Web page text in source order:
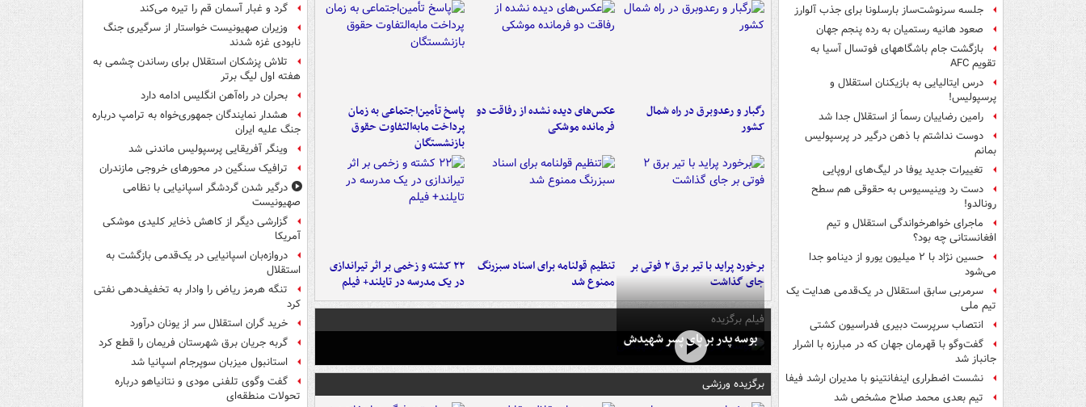
جلسه سرنوشت‌ساز بارسلونا برای جذب آلوارز
صعود هانیه رستمیان به رده پنجم جهان
بازگشت جام باشگاههای فوتسال آسیا به
تقویم AFC
درس ایتالیایی‌ به بازیکنان استقلال و
پرسپولیس!
رامین رضاییان رسماً از استقلال جدا شد
دوست نداشتم با ذهن درگیر در پرسپولیس
بمانم
تغییرات جدید یوفا در لیگ‌های اروپایی
دست رد وینیسیوس به حقوقی هم سطح
رونالدو!
ماجرای خواهرخواندگی استقلال و تیم
افغانستانی چه بود؟
حسین نژاد با ۲ میلیون یورو از دینامو جدا
می‌شود
سرمربی سابق استقلال در یک‌قدمی هدایت یک
تیم ملی
انتصاب سرپرست دبیری فدراسیون کشتی
گفت‌وگو با قهرمان جهان که در مبارزه با اشرار
جانباز شد
نشست اضطراری اینفانتینو با مدیران ارشد فیفا
تیم بعدی محمد صلاح مشخص شد
رگبار و رعدوبرق در راه شمال
کشور
عکس‌های دیده نشده از رفاقت دو
فرمانده‌ موشکی
پاسخ تأمین‌اجتماعی به زمان
پرداخت مابه‌التفاوت حقوق
بازنشستگان
برخورد پراید با تیر برق ۲ فوتی بر
جای گذاشت
تنظیم قولنامه برای اسناد سبزرنگ
ممنوع شد
۲۲ کشته و زخمی بر اثر تیراندازی
در یک مدرسه در تایلند+ فیلم
فیلم برگزیده
بوسه‌ پدر بر پای پسر شهیدش
برگزیده ورزشی
گرد و غبار آسمان قم را تیره می‌کند
وزیران صهیونیست خواستار از سرگیری جنگ
نابودی غزه شدند
تلاش پزشکان استقلال برای رساندن چشمی به
هفته اول لیگ برتر
بحران در راه‌آهن انگلیس ادامه دارد
هشدار نمایندگان جمهوری‌خواه به ترامپ درباره
جنگ علیه ایران
وینگر آفریقایی پرسپولیس ماندنی شد
ترافیک سنگین در محورهای خروجی مازندران
درگیر شدن گردشگر اسپانیایی با نظامی
صهیونیست
گزارشی دیگر از کاهش ذخایر کلیدی موشکی
آمریکا
دروازه‌بان اسپانیایی در یک‌قدمی بازگشت به
استقلال
تنگه هرمز ریاض را وادار به تخفیف‌دهی نفتی
کرد
خرید گران استقلال سر از یونان درآورد
گربه جریان برق شهرستان فریمان را قطع کرد
استانبول میزبان سوپرجام اسپانیا شد
گفت وگوی تلفنی مودی و نتانیاهو درباره
تحولات منطقه‌ای